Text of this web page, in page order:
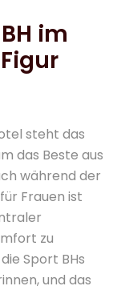
im
steht das
das Beste aus
während der
Frauen ist
zu
Sport BHs
und das